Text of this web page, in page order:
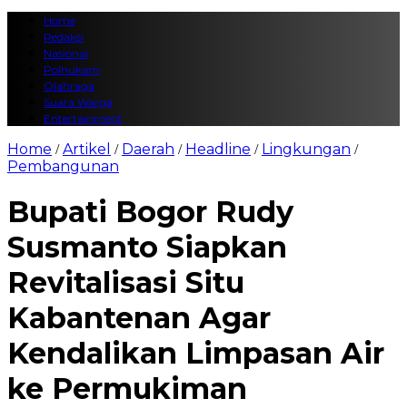
Home
Redaksi
Nasional
Polhukam
Olahraga
Suara Warga
Entertainment
Home /Artikel / Daerah / Headline / Lingkungan /
Pembangunan
Bupati Bogor Rudy
Susmanto Siapkan
Revitalisasi Situ
Kabantenan Agar
Kendalikan Limpasan Air
ke Permukiman